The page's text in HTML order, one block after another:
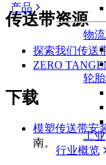
产品
物
轮
工业
行业概览
传送带资源
探索我们传送
ZERO
下载
模塑传送带安
南。